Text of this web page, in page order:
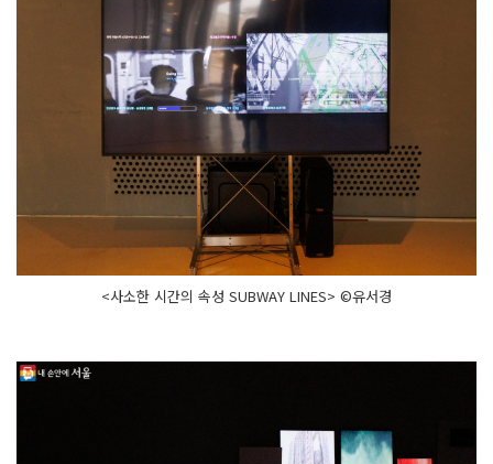
<사소한 시간의 속성 SUBWAY LINES> ©유서경